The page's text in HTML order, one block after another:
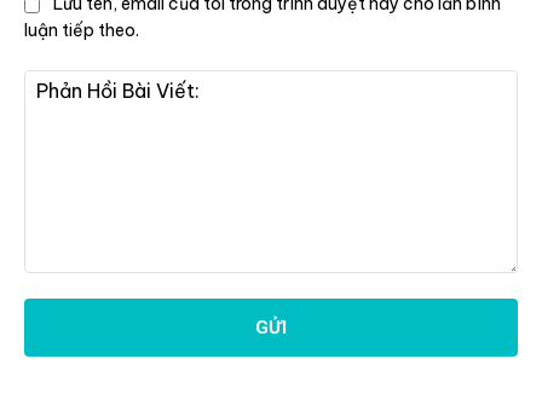
Hồi
Viết:
Lưu tên, email của tôi trong trình duyệt này cho lần bình
luận tiếp theo.